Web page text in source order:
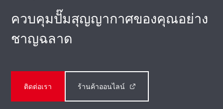
ควบคุมปั๊มสุญญากาศของคุณอย่าง
ชาญฉลาด
ติดต่อเรา ร้านค้าออนไลน์